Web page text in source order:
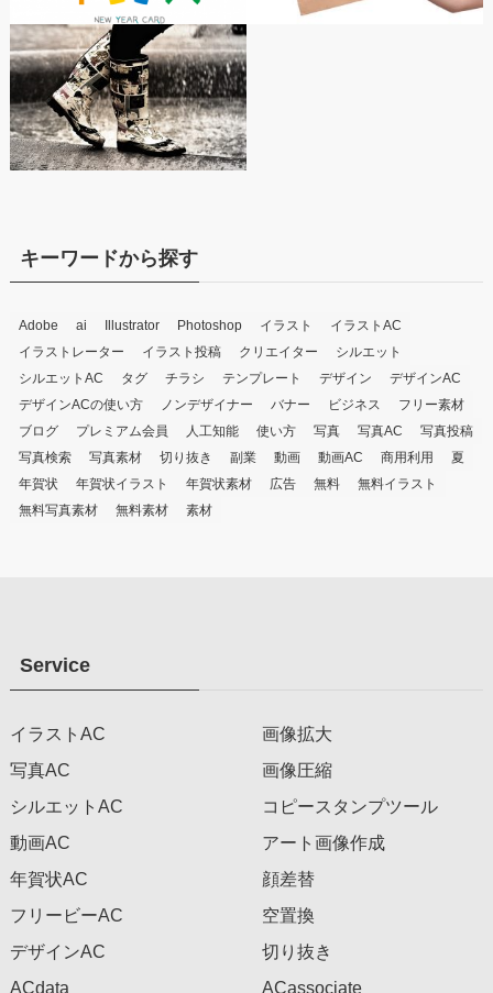
キーワードから探す
Adobe ai Illustrator Photoshop イラスト
イラストAC
イラストレーター
イラスト投稿 クリエイター
シルエット
シルエットAC
タグ チラシ テンプレート デザイン
デザインAC
デザインACの使い方
ノンデザイナー バナー ビジネス
フリー素材
ブログ
プレミアム会員 人工知能 使い方 写真 写真AC
写真投稿
写真検索
写真素材 切り抜き 副業 動画 動画AC 商用利用
夏
年賀状
年賀状イラスト 年賀状素材 広告 無料
無料イラスト
無料写真素材
無料素材 素材
Service
イラストAC
写真AC
シルエットAC
動画AC
年賀状AC
フリービーAC
デザインAC
ACdata
画像拡大
画像圧縮
コピースタンプツール
アート画像作成
顔差替
空置換
切り抜き
ACassociate